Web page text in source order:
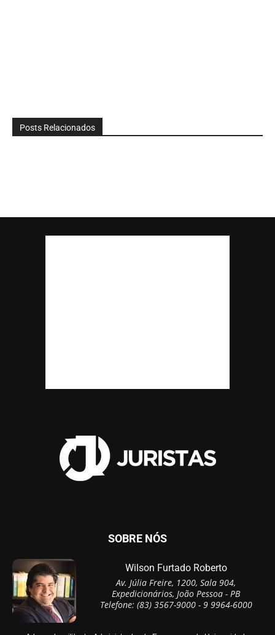
Posts Relacionados
SOBRE NÓS
Wilson Furtado Roberto
Av. Júlia Freire, 1200, Sala 904,
Expedicionários, João Pessoa - PB
Telefone: (83) 3567-9000 - 9 9964-6000